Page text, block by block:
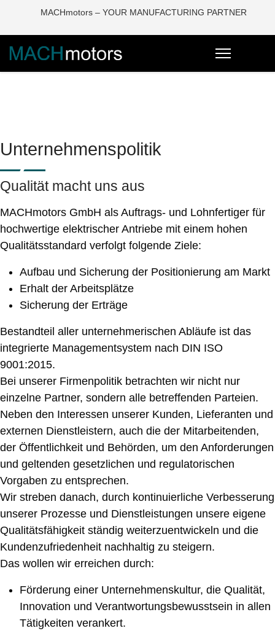
MACHmotors – YOUR MANUFACTURING PARTNER
Unternehmenspolitik
Qualität macht uns aus
MACHmotors GmbH als Auftrags- und Lohnfertiger für
hochwertige elektrischer Antriebe mit einem hohen
Qualitätsstandard verfolgt folgende Ziele:
Aufbau und Sicherung der Positionierung am Markt
Erhalt der Arbeitsplätze
Sicherung der Erträge
Bestandteil aller unternehmerischen Abläufe ist das
integrierte Managementsystem nach DIN ISO
9001:2015.
Bei unserer Firmenpolitik betrachten wir nicht nur
einzelne Partner, sondern alle betreffenden Parteien.
Neben den Interessen unserer Kunden, Lieferanten und
externen Dienstleistern, auch die der Mitarbeitenden,
der Öffentlichkeit und Behörden, um den Anforderungen
und geltenden gesetzlichen und regulatorischen
Vorgaben zu entsprechen.
Wir streben danach, durch kontinuierliche Verbesserung
unserer Prozesse und Dienstleistungen unsere eigene
Qualitätsfähigkeit ständig weiterzuentwickeln und die
Kundenzufriedenheit nachhaltig zu steigern.
Das wollen wir erreichen durch:
Förderung einer Unternehmenskultur, die Qualität,
Innovation und Verantwortungsbewusstsein in allen
Tätigkeiten verankert.